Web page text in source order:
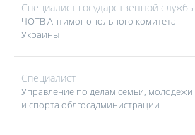
Специалист государственной службы
ЧОТВ Антимонопольного комитета
Украины
Специалист
Управление по делам семьи, молодежи
и спорта облгосадминистрации